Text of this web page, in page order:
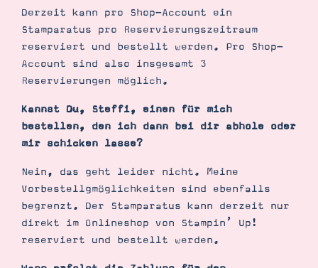
Derzeit kann pro Shop-Account ein
Stamparatus pro Reservierungszeitraum
reserviert und bestellt werden. Pro Shop-
Account sind also insgesamt 3
Reservierungen möglich.
Kannst Du, Steffi, einen für mich
bestellen, den ich dann bei dir abhole oder
mir schicken lasse?
Nein, das geht leider nicht. Meine
Vorbestellgmöglichkeiten sind ebenfalls
begrenzt. Der Stamparatus kann derzeit nur
direkt im Onlineshop von Stampin’ Up!
reserviert und bestellt werden.